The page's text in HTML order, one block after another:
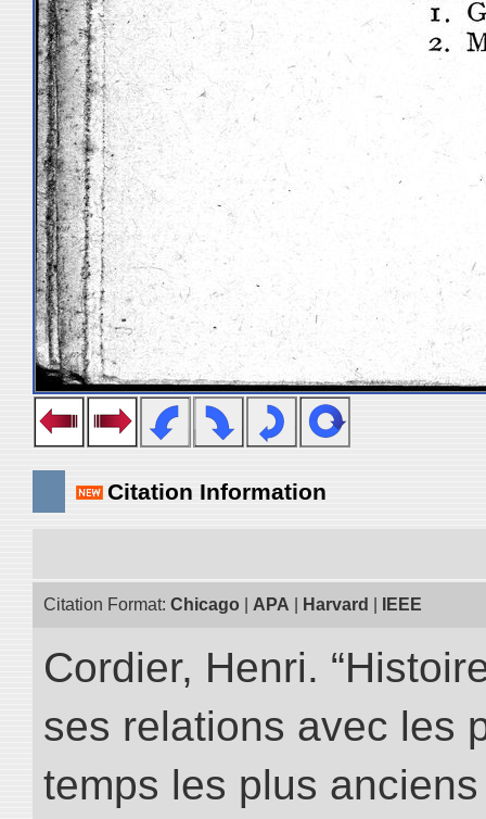
Citation Information
Citation Format: Chicago APA Harvard IEEE
Cordier, Henri.
ses relations avec les
temps les plus